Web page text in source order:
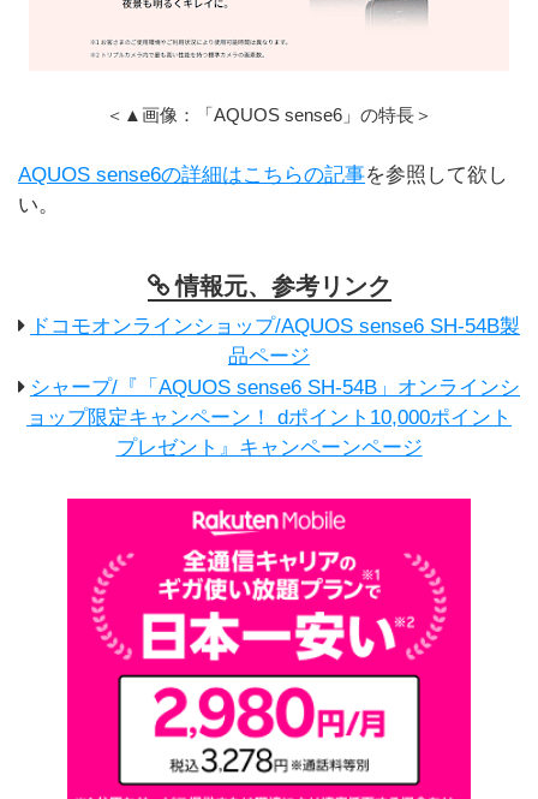
＜▲画像：「AQUOS sense6」の特長＞
AQUOS sense6の詳細はこちらの記事を参照して欲し
い。
情報元、参考リンク
ドコモオンラインショップ/AQUOS sense6 SH-54B製
品ページ
シャープ/『「AQUOS sense6 SH-54B」オンラインシ
ョップ限定キャンペーン！ dポイント10,000ポイント
プレゼント』キャンペーンページ